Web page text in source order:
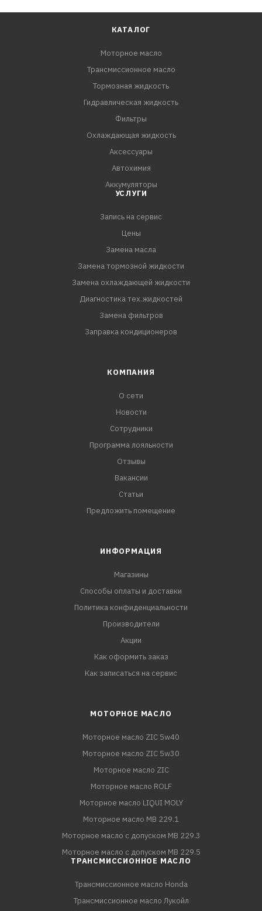
КАТАЛОГ
Моторное масло
Трансмиссионное масло
Тормозная жидкость
Гидравлическая жидкость
Фильтры
Охлаждающая жидкость
Аксессуары
Автохимия
Аккумуляторы
УСЛУГИ
Запись на сервис
Цены
Замена масла
Замена тормозной жидкости
Замена охлаждающей жидкости
Диагностика тех.жидкостей
Замена фильтров
Заправка кондиционеров
КОМПАНИЯ
О сети
Новости
Сотрудники
Программа лояльности
Отзывы
Вакансии
Статьи
Предложить помещение
ИНФОРМАЦИЯ
Магазины
Способы оплаты и доставки
Политика конфиденциальности
Производители
Акции
Как оформить заказ
Как записаться на сервис
МОТОРНОЕ МАСЛО
Моторное масло ZIC 5w40
Моторное масло ZIC 5w30
Моторное масло ZIC
Моторное масло ROLF
Моторное масло LIQUI MOLY
Моторное масло MB 229.1
Моторное масло с допуском MB 229.3
Моторное масло с допуском MB 229.5
ТРАНСМИССИОННОЕ МАСЛО
Трансмиссионное масло Honda
Трансмиссионное масло Лукойл